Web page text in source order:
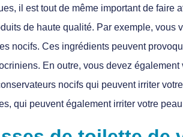
il est tout de même important de faire
de haute qualité. Par exemple, vous
nocifs. Ces ingrédients peuvent
En outre, vous devez
nocifs qui peuvent irriter
qui peuvent également irriter votre